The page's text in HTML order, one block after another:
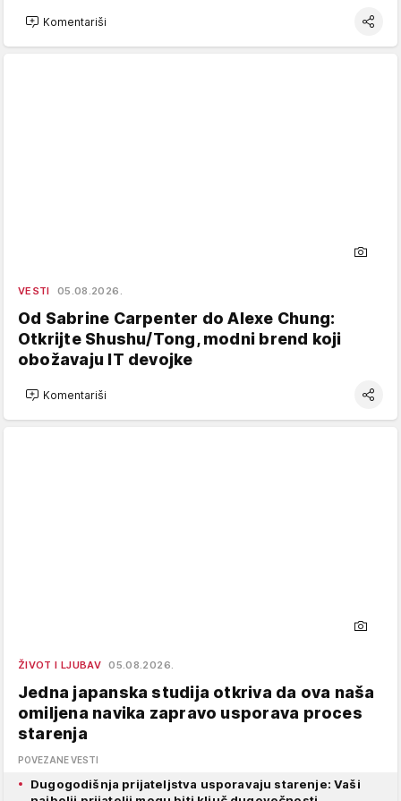
Komentariši
VESTI 05.08.2026.
Od Sabrine Carpenter do Alexe Chung:
Otkrijte Shushu/Tong, modni brend koji
obožavaju IT devojke
Komentariši
ŽIVOT I LJUBAV 05.08.2026.
Jedna japanska studija otkriva da ova naša
omiljena navika zapravo usporava proces
starenja
POVEZANE VESTI
Dugogodišnja prijateljstva usporavaju starenje: Vaši